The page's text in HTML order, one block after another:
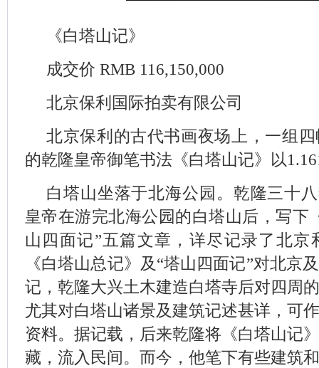
《白塔山记》
成交价 RMB 116,150,000
北京保利国际拍卖有限公司
北京保利的古代书画夜场上，一组
的乾隆皇帝御笔书法《白塔山记》以
白塔山坐落于北海公园。乾隆三十
皇帝在游完北海公园的白塔山后，写下
山四面记”五篇文章，详尽记录了北京
《白塔山总记》及“塔山四面记”对北京
记，乾隆大兴土木建造白塔寺后对四周
尤其对白塔山诸景及建筑记述甚详，可
资料。据记载，后来乾隆将《白塔山记
藏，流入民间。而今，他笔下有些建筑